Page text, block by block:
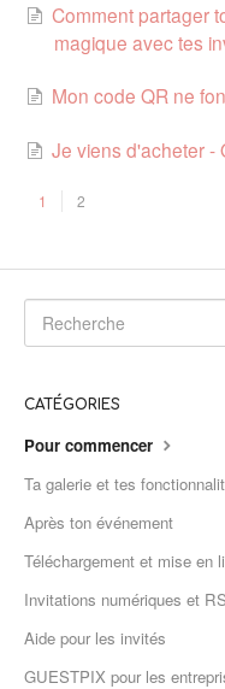
Comment partager
magique avec tes
Mon code QR ne
Je viens d'acheter -
1 2
CATÉGORIES
Pour commencer
Ta galerie et tes
Après ton événement
Téléchargement et mise en
Invitations numériques et
Aide pour les invités
GUESTPIX pour les